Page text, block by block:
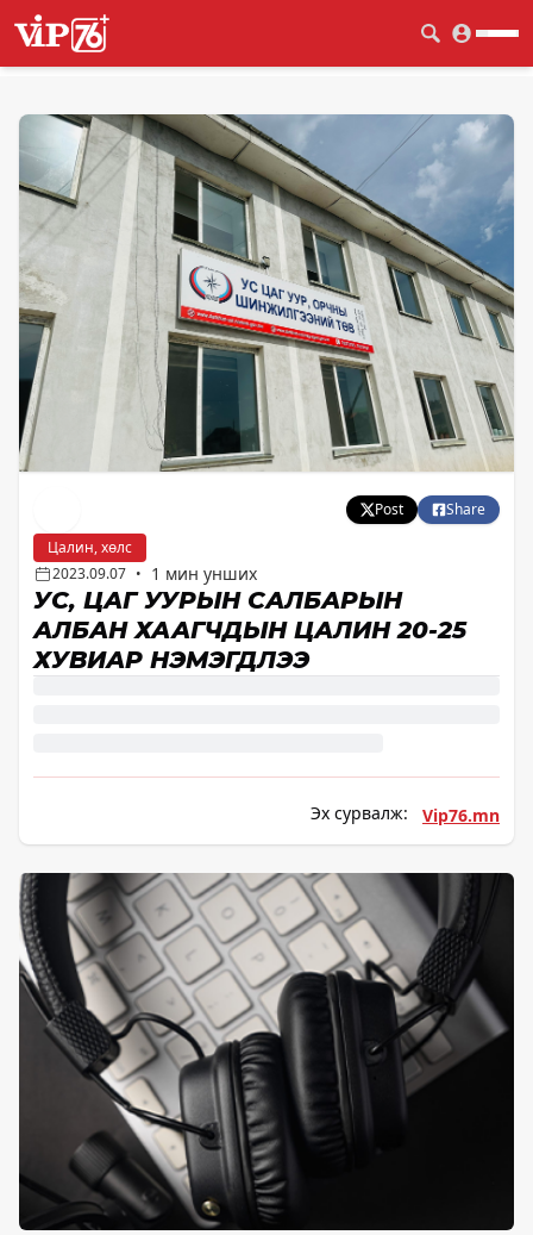
Post
Share
Цалин, хөлс
2023.09.07 • 1 мин унших
УС, ЦАГ УУРЫН САЛБАРЫН
АЛБАН ХААГЧДЫН ЦАЛИН 20-25
ХУВИАР НЭМЭГДЛЭЭ
Эх сурвалж: Vip76.mn